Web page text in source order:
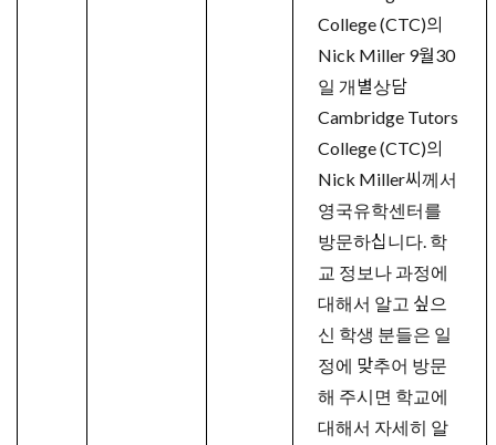
College (CTC)의
Nick Miller 9월30
일 개별상담
Cambridge Tutors
College (CTC)의
Nick Miller씨께서
영국유학센터를
방문하십니다. 학
교 정보나 과정에
대해서 알고 싶으
신 학생 분들은 일
정에 맞추어 방문
해 주시면 학교에
대해서 자세히 알